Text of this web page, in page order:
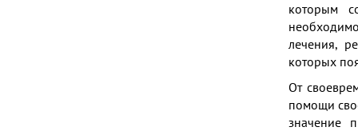
которым
лечения,
которых
От
помощи
значение